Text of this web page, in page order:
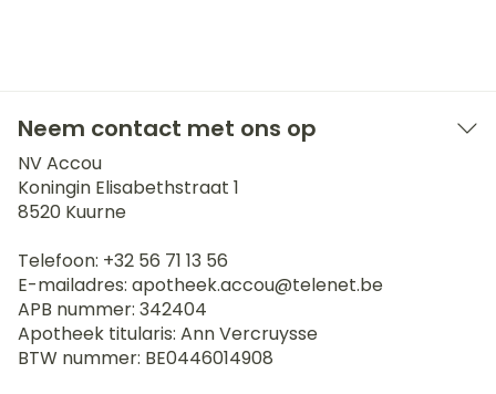
Neem contact met ons op
NV Accou
Koningin Elisabethstraat 1
8520 Kuurne
Telefoon: +32 56 71 13 56
E-mailadres: apotheek.accou@telenet.be
APB nummer: 342404
Apotheek titularis: Ann Vercruysse
BTW nummer: BE0446014908